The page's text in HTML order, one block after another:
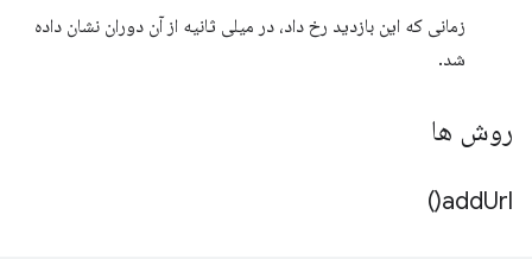
زمانی که این بازدید رخ داد، در میلی ثانیه از آن دوران نشان داده
شد.
روش ها
addUrl(
)